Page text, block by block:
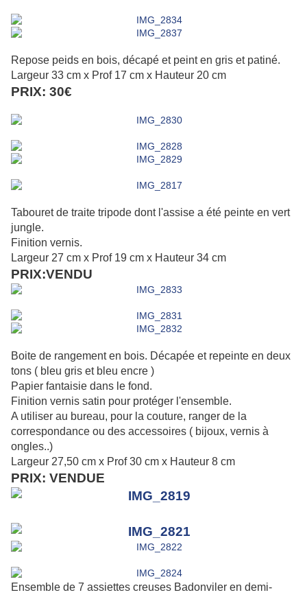
Repose peids en bois, décapé et peint en gris et patiné.
Largeur 33 cm x Prof 17 cm x Hauteur 20 cm
PRIX: 30€
Tabouret de traite tripode dont l'assise a été peinte en vert
jungle.
Finition vernis.
Largeur 27 cm x Prof 19 cm x Hauteur 34 cm
PRIX:VENDU
Boite de rangement en bois. Décapée et repeinte en deux
tons ( bleu gris et bleu encre )
Papier fantaisie dans le fond.
Finition vernis satin pour protéger l'ensemble.
A utiliser au bureau, pour la couture, ranger de la
correspondance ou des accessoires ( bijoux, vernis à
ongles..)
Largeur 27,50 cm x Prof 30 cm x Hauteur 8 cm
PRIX: VENDUE
Ensemble de 7 assiettes creuses Badonviler en demi-